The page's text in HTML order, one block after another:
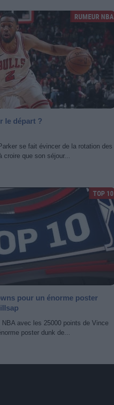
RUMEUR NBA
le départ ?
se fait évincer de la rotation des
croire que son séjour...
TOP 10
pour un énorme poster
NBA avec les 25000 points de Vince
poster dunk de...